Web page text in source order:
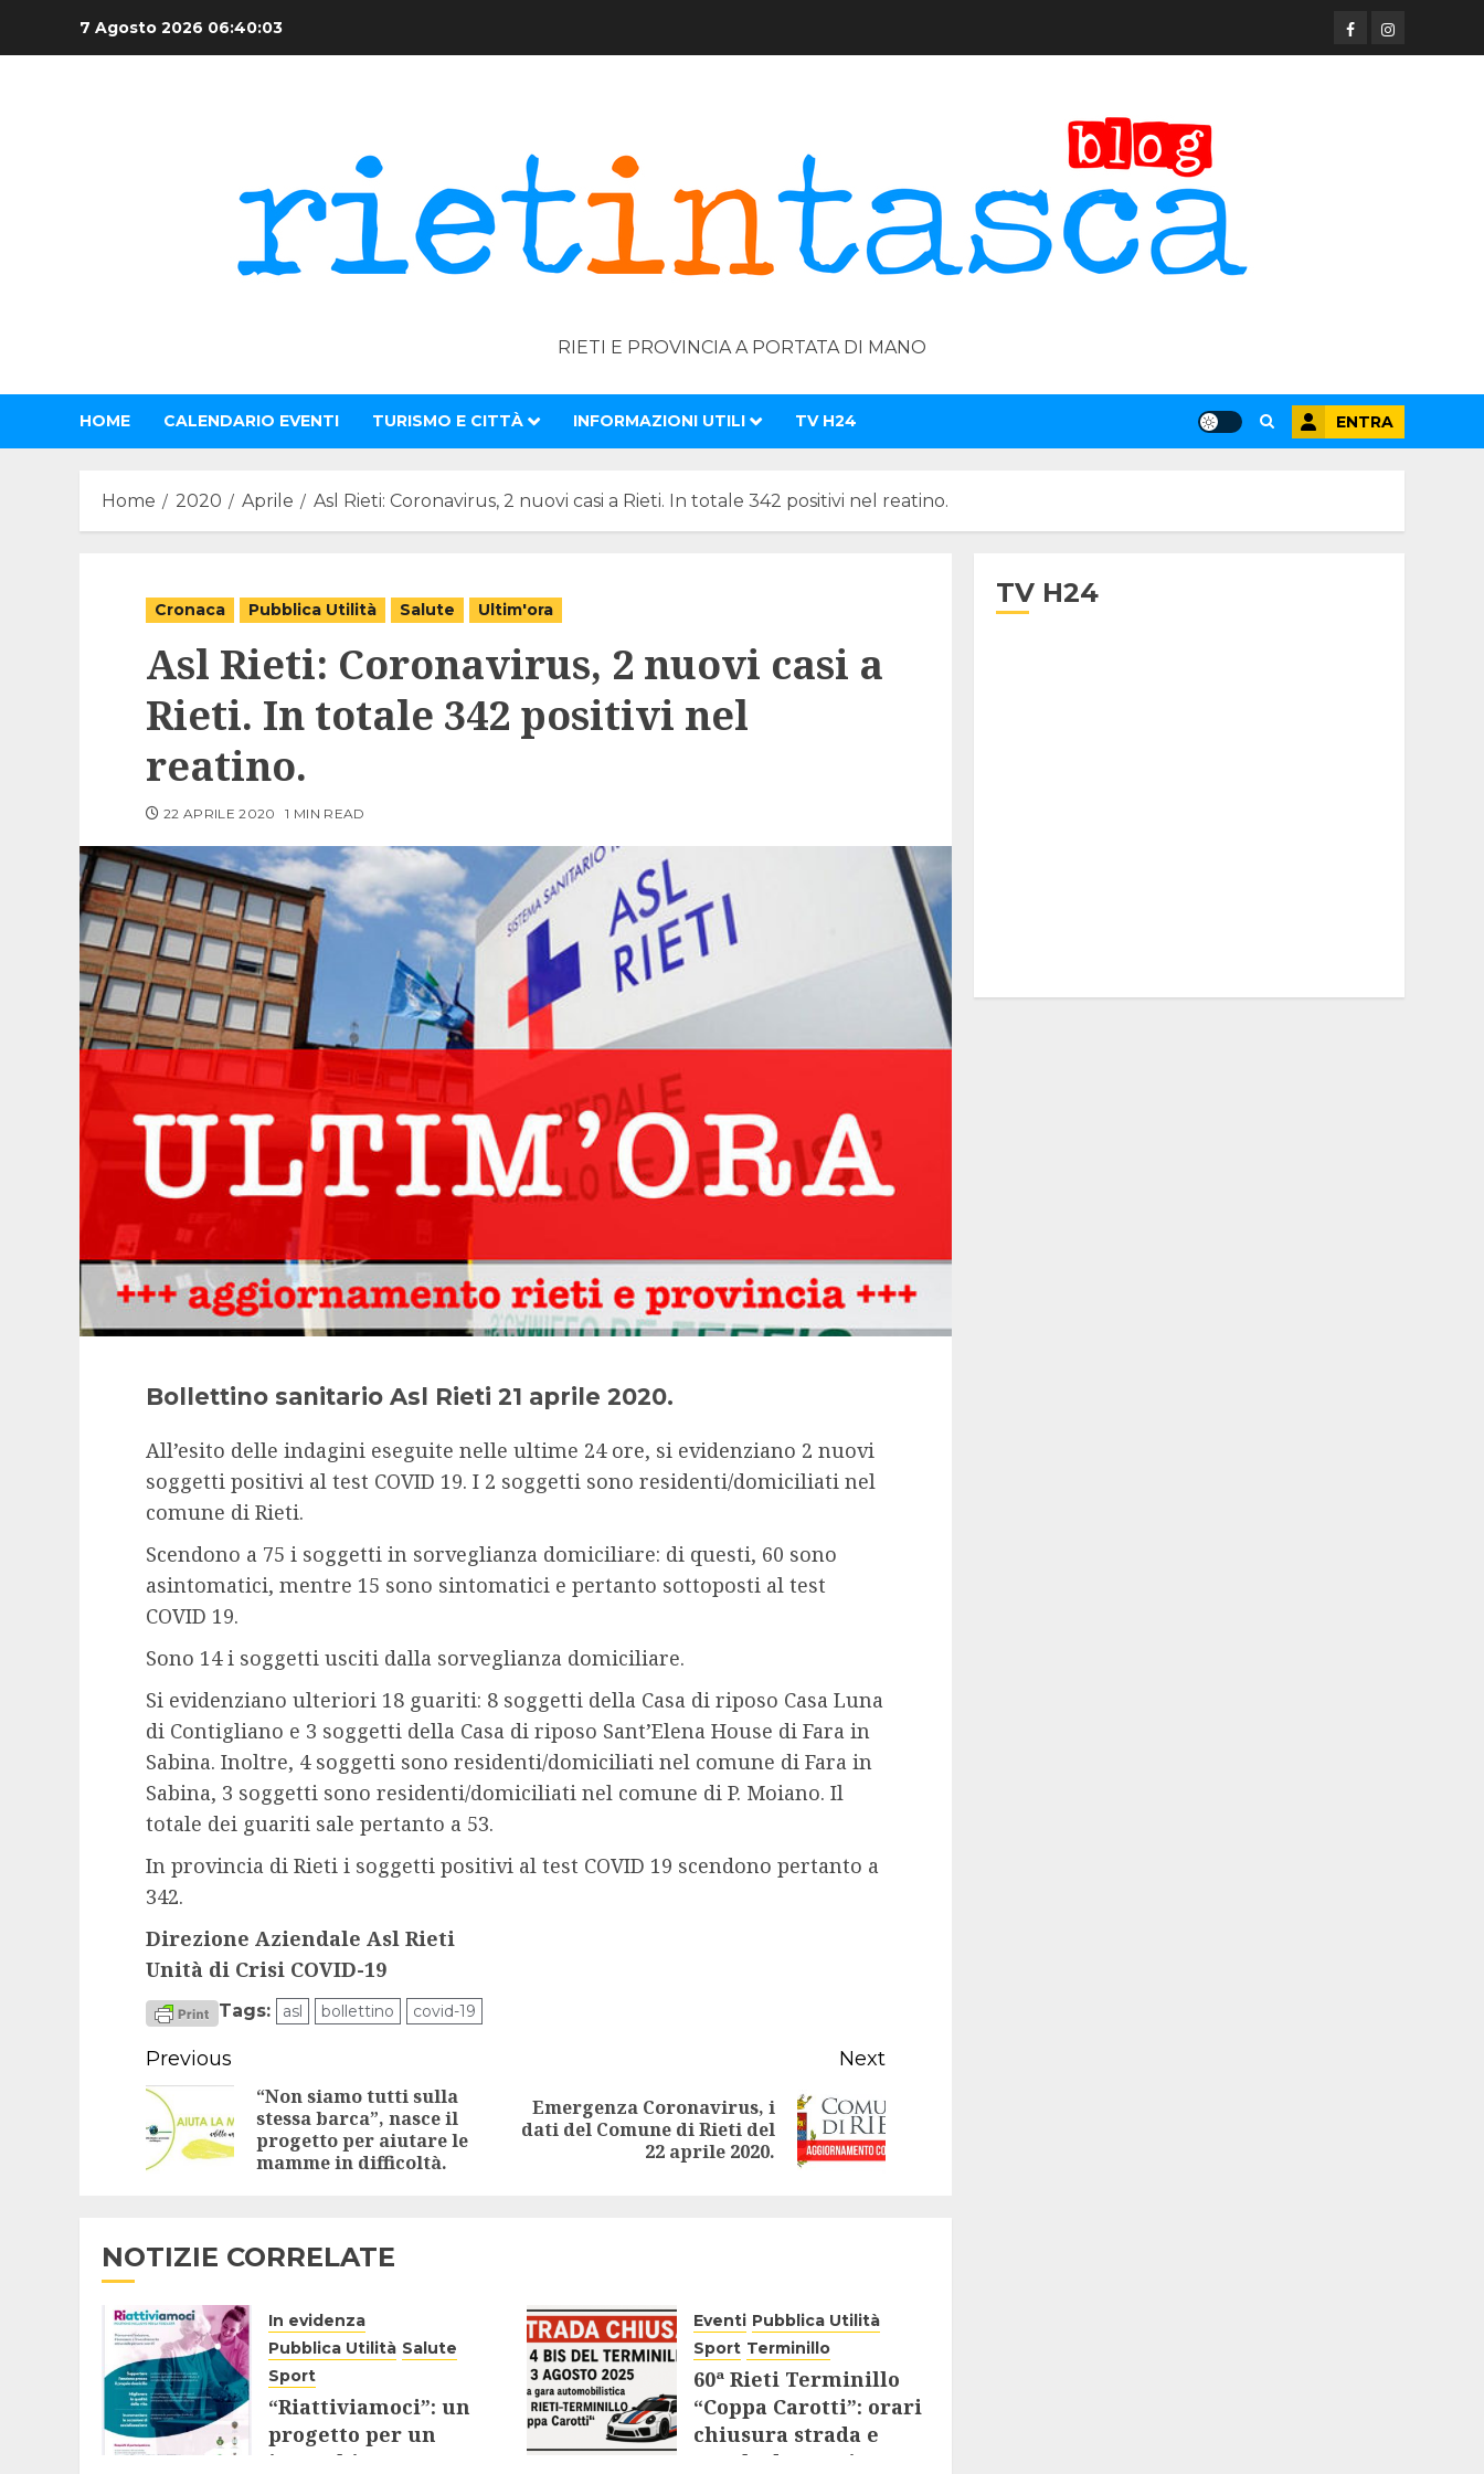
7 Agosto 2026 06:40:03 FacebookInstagram
RIETI E PROVINCIA A PORTATA DI MANO
HOME CALENDARIO EVENTI TURISMO E CITTÀ INFORMAZIONI UTILI TV H24 ENTRA
Home 2020 Aprile Asl Rieti: Coronavirus, 2 nuovi casi a Rieti. In totale 342 positivi nel reatino.
Cronaca Pubblica Utilità Salute Ultim'ora
Asl Rieti: Coronavirus, 2 nuovi casi a
Rieti. In totale 342 positivi nel
reatino.
22 APRILE 2020 1 MIN READ
Bollettino sanitario Asl Rieti 21 aprile 2020.
All’esito delle indagini eseguite nelle ultime 24 ore, si evidenziano 2 nuovi
soggetti positivi al test COVID 19. I 2 soggetti sono residenti/domiciliati nel
comune di Rieti.
Scendono a 75 i soggetti in sorveglianza domiciliare: di questi, 60 sono
asintomatici, mentre 15 sono sintomatici e pertanto sottoposti al test
COVID 19.
Sono 14 i soggetti usciti dalla sorveglianza domiciliare.
Si evidenziano ulteriori 18 guariti: 8 soggetti della Casa di riposo Casa Luna
di Contigliano e 3 soggetti della Casa di riposo Sant’Elena House di Fara in
Sabina. Inoltre, 4 soggetti sono residenti/domiciliati nel comune di Fara in
Sabina, 3 soggetti sono residenti/domiciliati nel comune di P. Moiano. Il
totale dei guariti sale pertanto a 53.
In provincia di Rieti i soggetti positivi al test COVID 19 scendono pertanto a
342.
Direzione Aziendale Asl Rieti
Unità di Crisi COVID-19
Tags: asl bollettino covid-19
Continue
Reading
Previous
Previous
“Non siamo tutti sulla
stessa barca”, nasce il
progetto per aiutare le
mamme in difficoltà.
Next
Next
Emergenza Coronavirus, i
dati del Comune di Rieti del
22 aprile 2020.
NOTIZIE CORRELATE
In evidenza
Pubblica Utilità Salute
Sport
“Riattiviamoci”: un
progetto per un
invecchiamento
Eventi Pubblica Utilità
Sport Terminillo
60ª Rieti Terminillo
“Coppa Carotti”: orari
chiusura strada e
regole da seguire
TV H24